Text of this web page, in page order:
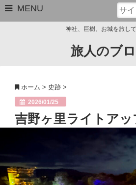
MENU
サイトマップ
管理人のプロフィール
Close
神社、巨樹、お城を旅し
旅人のブ
ホーム > 史跡 >
2026/01/25
吉野ヶ里ライトアッ